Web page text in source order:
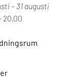
– 31 augusti
20.00